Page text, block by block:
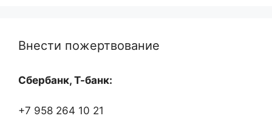
Внести пожертвование
Сбербанк, Т-банк:
+7 958 264 10 21